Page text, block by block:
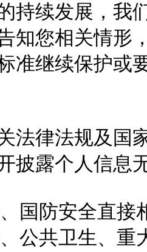
持续发展，我
知您相关情形
准继续保护或
法律法规及国
披露个人信息
国防安全直接
公共卫生、重